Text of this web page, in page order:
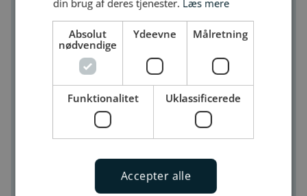
spørgsmål?
Hvis ikke du kan finde svar på dit spørgsmål,
er du velkommen til at kontakte vores
kundeservice. Vi sidder klar til at besvare
mails eller telefonopkald fra dig mandag-
torsdag: klokken 8-16 og fredag: klokken 8-
din brug af deres tjenester. Læs mere
Absolut
nødvendige
Ydeevne Målretning
Funktionalitet Uklassificerede
Accepter alle